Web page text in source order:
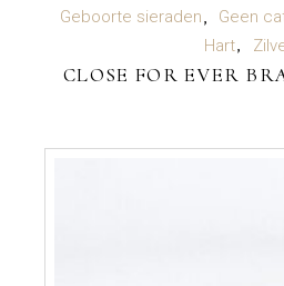
Geboorte sieraden
Geen
Hart
CLOSE FOR EVER